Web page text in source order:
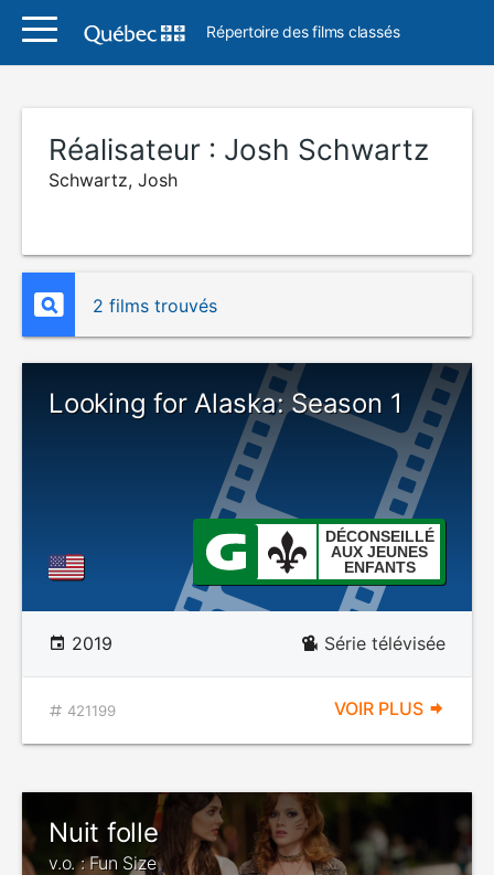
Répertoire des films classés
Réalisateur : Josh Schwartz
Schwartz, Josh
2 films trouvés
Looking for Alaska: Season 1
DÉCONSEILLÉ
AUX JEUNES
ENFANTS
2019 Série télévisée
421199 VOIR PLUS
Nuit folle
v.o. : Fun Size